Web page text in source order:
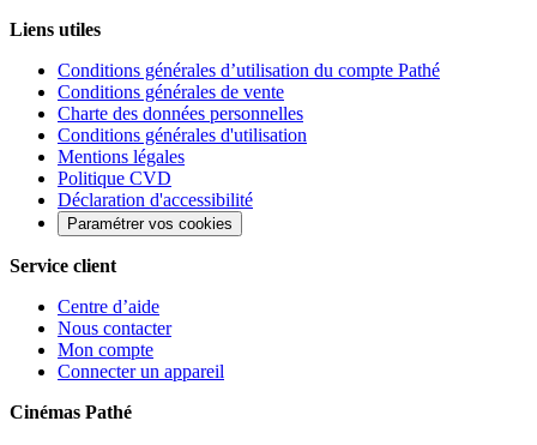
Liens utiles
Conditions générales d’utilisation du compte Pathé
Conditions générales de vente
Charte des données personnelles
Conditions générales d'utilisation
Mentions légales
Politique CVD
Déclaration d'accessibilité
Paramétrer vos cookies
Service client
Centre d’aide
Nous contacter
Mon compte
Connecter un appareil
Cinémas Pathé